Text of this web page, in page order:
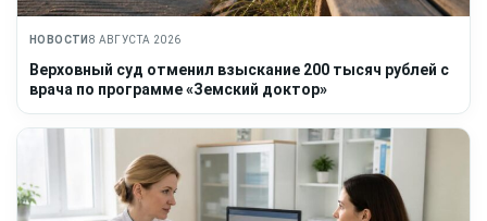
НОВОСТИ 8 АВГУСТА 2026
Верховный суд отменил взыскание 200 тысяч рублей с
врача по программе «Земский доктор»